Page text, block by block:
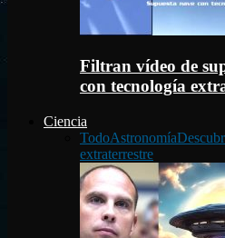
Filtran vídeo de
con tecnología
Ciencia
TodoAstronomía
extraterrestre